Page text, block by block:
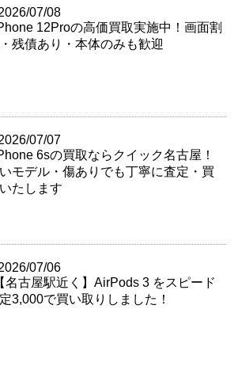
07/08
12Proの高価買取実施中！画面割
残債あり・本体のみも歓迎
07/07
6sの買取ならクイック名古屋！
モデル・傷ありでも丁寧に査定・買
たします
07/06
【名古屋駅近く】AirPods 3 をスピード
3,000で買い取りしました！